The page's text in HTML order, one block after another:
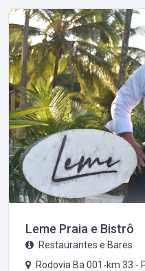
Leme Praia e Bistrô
Restaurantes e Bares
Rodovia Ba 001-km 33 -